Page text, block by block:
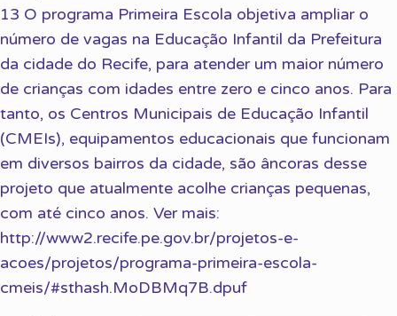
13 O programa Primeira Escola objetiva ampliar o
número de vagas na Educação Infantil da Prefeitura
da cidade do Recife, para atender um maior número
de crianças com idades entre zero e cinco anos. Para
tanto, os Centros Municipais de Educação Infantil
(CMEIs), equipamentos educacionais que funcionam
em diversos bairros da cidade, são âncoras desse
projeto que atualmente acolhe crianças pequenas,
com até cinco anos. Ver mais:
http://www2.recife.pe.gov.br/projetos-e-
acoes/projetos/programa-primeira-escola-
cmeis/#sthash.MoDBMq7B.dpuf